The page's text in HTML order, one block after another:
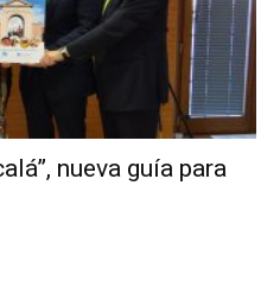
nueva guía para